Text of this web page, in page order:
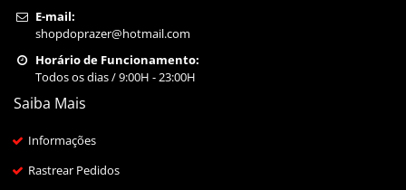
E-mail:
shopdoprazer@hotmail.com
Horário de Funcionamento:
Todos os dias / 9:00H - 23:00H
Saiba Mais
Informações
Rastrear Pedidos